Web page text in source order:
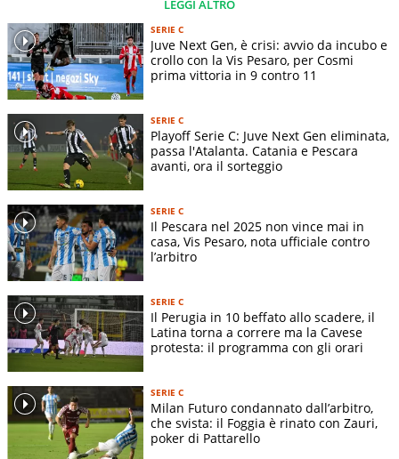
Andrea Gennari
Stadio:Stadio Tonino Benelli
Capienza Stadio:-
Indirizzo stadio:-
Dimensioni terreno di gioco:-
LEGGI ALTRO
SERIE C
Juve Next Gen, è crisi: avvio da incubo e
crollo con la Vis Pesaro, per Cosmi
prima vittoria in 9 contro 11
SERIE C
Playoff Serie C: Juve Next Gen eliminata,
passa l'Atalanta. Catania e Pescara
avanti, ora il sorteggio
SERIE C
Il Pescara nel 2025 non vince mai in
casa, Vis Pesaro, nota ufficiale contro
l’arbitro
SERIE C
Il Perugia in 10 beffato allo scadere, il
Latina torna a correre ma la Cavese
protesta: il programma con gli orari
SERIE C
Milan Futuro condannato dall’arbitro,
che svista: il Foggia è rinato con Zauri,
poker di Pattarello